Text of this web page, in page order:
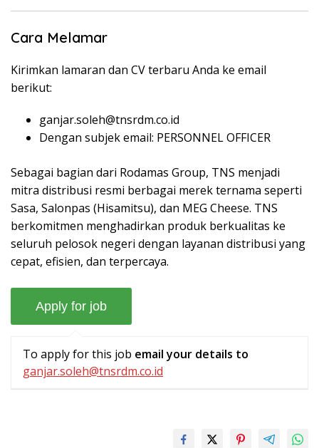
Cara Melamar
Kirimkan lamaran dan CV terbaru Anda ke email
berikut:
ganjar.soleh@tnsrdm.co.id
Dengan subjek email: PERSONNEL OFFICER
Sebagai bagian dari Rodamas Group, TNS menjadi
mitra distribusi resmi berbagai merek ternama seperti
Sasa, Salonpas (Hisamitsu), dan MEG Cheese. TNS
berkomitmen menghadirkan produk berkualitas ke
seluruh pelosok negeri dengan layanan distribusi yang
cepat, efisien, dan terpercaya.
To apply for this job email your details to
ganjar.soleh@tnsrdm.co.id